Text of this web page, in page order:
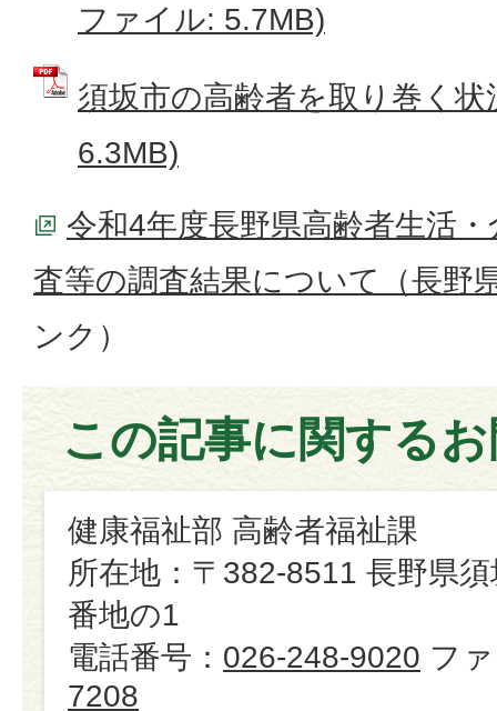
ファイル: 5.7MB)
須坂市の高齢者を取り巻く
6.3MB)
令和4年度長野県高齢者生活
査等の調査結果について（長野
ンク）
この記事に関する
健康福祉部 高齢者福祉課
所在地：〒382-8511 長野県
番地の1
電話番号： 026-248-9020 フ
7208